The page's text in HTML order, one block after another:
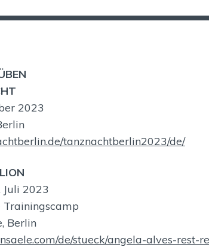
2023
tanznachtberlin2023/de/
Juli 2023
Trainingscamp
Berlin
de/stueck/angela-alves-rest-